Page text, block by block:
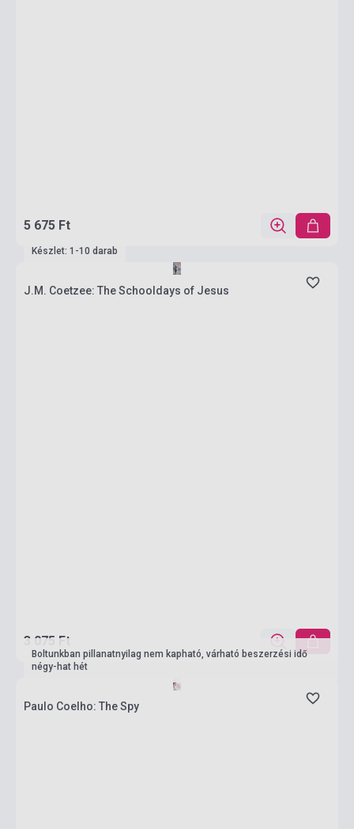
5 675 Ft
Készlet: 1-10 darab
J.M. Coetzee: The Schooldays of Jesus
3 075 Ft
Boltunkban pillanatnyilag nem kapható, várható beszerzési idő
négy-hat hét
Paulo Coelho: The Spy